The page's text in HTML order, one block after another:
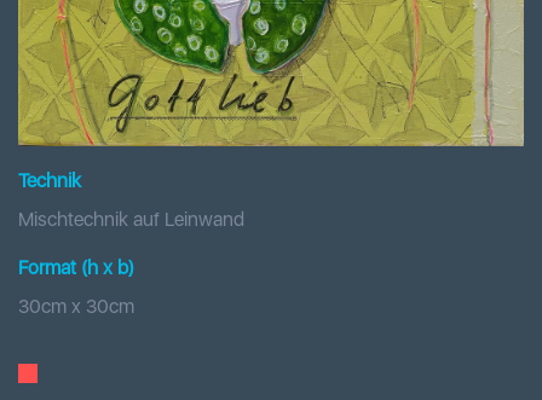
Technik
Mischtechnik auf Leinwand
Format (h x b)
30cm x 30cm